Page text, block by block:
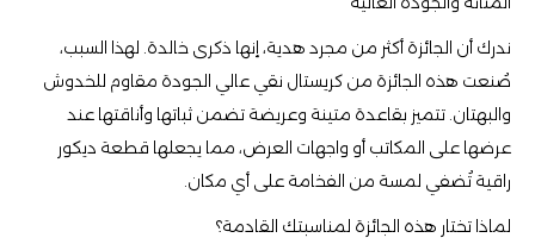
ندرك أن الجائزة أكثر من مجرد هدية، إنها ذكرى خالدة. لهذا السبب،
صُنعت هذه الجائزة من كريستال نقي عالي الجودة مقاوم للخدوش
والبهتان. تتميز بقاعدة متينة وعريضة تضمن ثباتها وأناقتها عند
عرضها على المكاتب أو واجهات العرض، مما يجعلها قطعة ديكور
راقية تُضفي لمسة من الفخامة على أي مكان.
لماذا تختار هذه الجائزة لمناسبتك القادمة؟